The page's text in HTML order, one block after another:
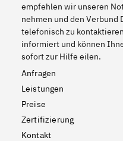
empfehlen wir unseren
nehmen und den Verbund
telefonisch zu
informiert und können
sofort zur Hilfe eilen.
Anfragen
Leistungen
Preise
Zertifizierung
Kontakt